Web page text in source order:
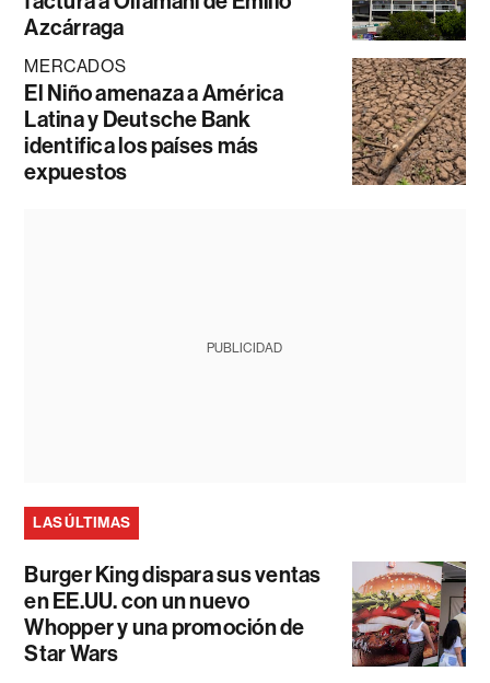
Azcárraga
MERCADOS
El Niño amenaza a América
Latina y Deutsche Bank
identifica los países más
expuestos
PUBLICIDAD
LAS ÚLTIMAS
Burger King dispara sus ventas
en EE.UU. con un nuevo
Whopper y una promoción de
Star Wars